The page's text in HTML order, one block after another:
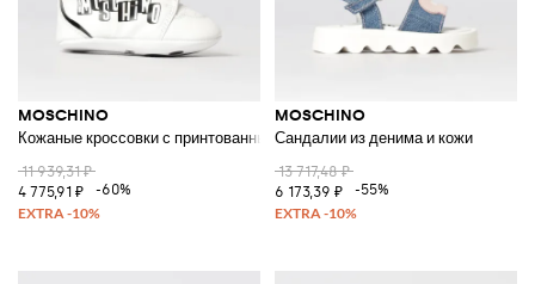
MOSCHINO
Кожаные кроссовки с принтованным логотипом
11 939,31 ₽
4 775,91 ₽
-60%
MOSCHINO
Сандалии из денима и кожи
13 717,48 ₽
6 173,39 ₽
-55%